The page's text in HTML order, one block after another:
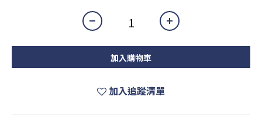
加入購物車
加入追蹤清單